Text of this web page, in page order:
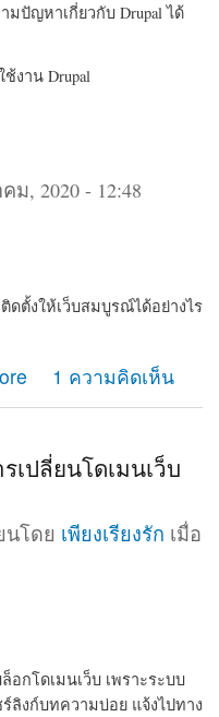
ปัญหาเกี่ยวกับ Drupal ได้
งาน Drupal
ม, 2020 - 12:48
ดตั้งให้เว็บสมบูรณ์ได้อย่างไร
1 ความคิดเห็น
เปลี่ยนโดเมนเว็บ
นโดย เพียงเรียงรัก เมื่อ
ล็อกโดเมนเว็บ เพราะระบบ
ลิงก์บทความบ่อย แจ้งไปทาง